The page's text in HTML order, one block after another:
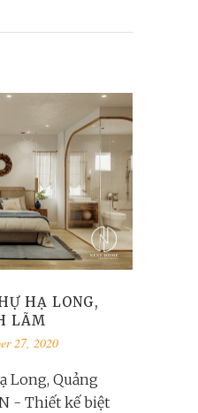
HẠ LONG,
LÃM
27, 2020
Long, Quảng
- Thiết kế biệt